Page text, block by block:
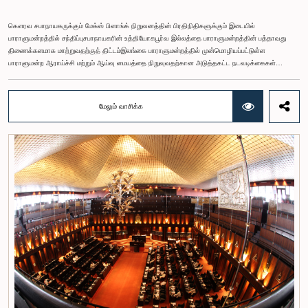
கௌரவ சபாநாயகருக்கும் மேக்ஸ் பிளாங்க் நிறுவனத்தின் பிரதிநிதிகளுக்கும் இடையில்
பாராளுமன்றத்தில் சந்திப்புசபாநாயகரின் உத்தியோகபூர்வ இல்லத்தை பாராளுமன்றத்தின் பத்தாவது
திணைக்களமாக மாற்றுவதற்குத் திட்டம்இலங்கை பாராளுமன்றத்தில் முன்மொழியப்பட்டுள்ள
பாராளுமன்ற ஆராய்ச்சி மற்றும் ஆய்வு மையத்தை நிறுவுவதற்கான அடுத்தகட்ட நடவடிக்கைகள்
International Peace and the Rule of Law) பிரதிநிதிகளுக்கும் இடையிலான சந்திப்பொன்று நேற்று
(06) பாராளுமன்ற வளாகத்தில் இடம்பெற்றது. இலங்கைப் பாராளுமன்றத்தின் அபிவிருத்தி
ஒருங்கிணைப்பாளராக ஆதரவளிக்கும் மேக்ஸ் பிளாங்க் அறக்கட்டளைளைப் பிரதிநிதித்துவப்படுத்தி,
அதன் நிர்வாகப் பணிப்பாளர் யோஹன்னஸ் க்ரூஸ்மார்க் (Johannes Krusemark), மூத்த ஆராய்ச்சி
அதிகாரி ஹெய்லி நிக்கோல் எவன்ஸ் (Hailey Nicole Evans) மற்றும் சட்ட ஆலோசகர் ருவினி
பெரேரா ஆகியோர் இதில் கலந்துகொண்டனர்.இதன்போது, முன்மொழியப்பட்டுள்ள பாராளுமன்ற ஆய்வு
மற்றும் ஆராய்ச்சி மையத்திற்காகத் தயாரிக்கப்பட்ட திட்ட முன்மொழிவு எனக்கு சமர்ப்பிக்கப்பட்டது.இந்த
மையமானது சபாநாயகரின் உத்தியோகபூர்வ இல்லத்தை மறுசீரமைத்து, இலங்கை பாராளுமன்றத்தின்
பத்தாவது திணைக்களமாக நிறுவ எதிர்பார்ப்பதாக இங்கு கருத்துத் தெரிவித்த கௌரவ சபாநாயகர்
குறிப்பிட்டார்.இந்த மையத்தின் மூலம்:• உள்ளூராட்சி மன்றங்கள், மாகாண சபைகள் மற்றும்
பாராளுமன்ற உறுப்பினர்கள் உள்ளிட்ட அனைத்து மக்கள் பிரதிநிதிகளையும் கொள்கை வகுப்பாளர்களாகப்
பயிற்றுவித்தல்,• சட்ட ஆக்கச் செயற்பாடுகளுக்கு அவசியமான ஆராய்ச்சி மற்றும் ஆய்வு
வாய்ப்புகளை விரிவாக்குதல்,• நிறைவேற்றப்பட்ட சட்டமூலங்கள் மற்றும் சட்டங்கள் குறித்து
பொதுமக்களின் கருத்துகளைப் பெற்று, அவற்றின் பயனுள்ள தன்மையை மீண்டும் மதிப்பீடு செய்தல்
(Post-Legislative Scrutiny),• ஆராய்ச்சியாளர்கள் மற்றும் அறிஞர்கள் பாராளுமன்ற
நடவடிக்கைகளில் பங்களிப்பதற்கான வாய்ப்பை வழங்குதல் ஆகிய நோக்கங்களை நிறைவேற்ற
எதிர்பார்ப்பதாகவும் சபாநாயகர் குறிப்பிட்டார்.மேலும், இந்தியாவின் மக்களவை (Lok Sabha) மற்றும்
மேலும் வாசிக்க